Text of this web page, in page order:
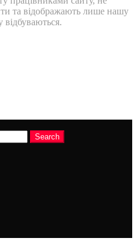
та відображають лише нашу
відбуваються.
Search